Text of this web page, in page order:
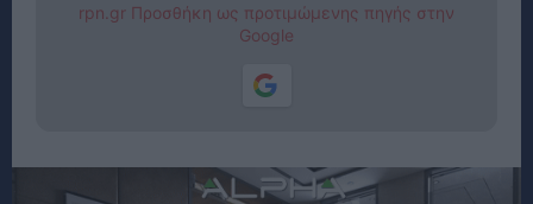
rpn.gr Προσθήκη ως προτιμώμενης πηγής στην
Google